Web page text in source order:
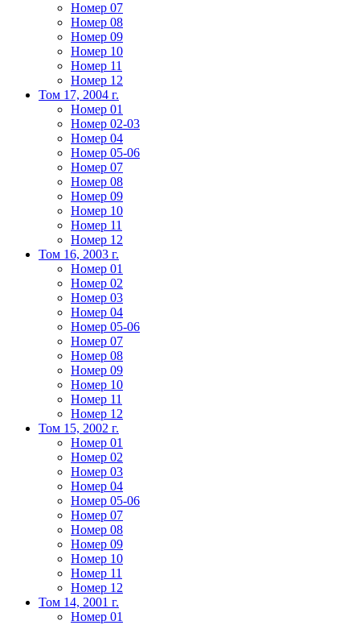
Номер 07
Номер 08
Номер 09
Номер 10
Номер 11
Номер 12
Том 17, 2004 г.
Номер 01
Номер 02-03
Номер 04
Номер 05-06
Номер 07
Номер 08
Номер 09
Номер 10
Номер 11
Номер 12
Том 16, 2003 г.
Номер 01
Номер 02
Номер 03
Номер 04
Номер 05-06
Номер 07
Номер 08
Номер 09
Номер 10
Номер 11
Номер 12
Том 15, 2002 г.
Номер 01
Номер 02
Номер 03
Номер 04
Номер 05-06
Номер 07
Номер 08
Номер 09
Номер 10
Номер 11
Номер 12
Том 14, 2001 г.
Номер 01